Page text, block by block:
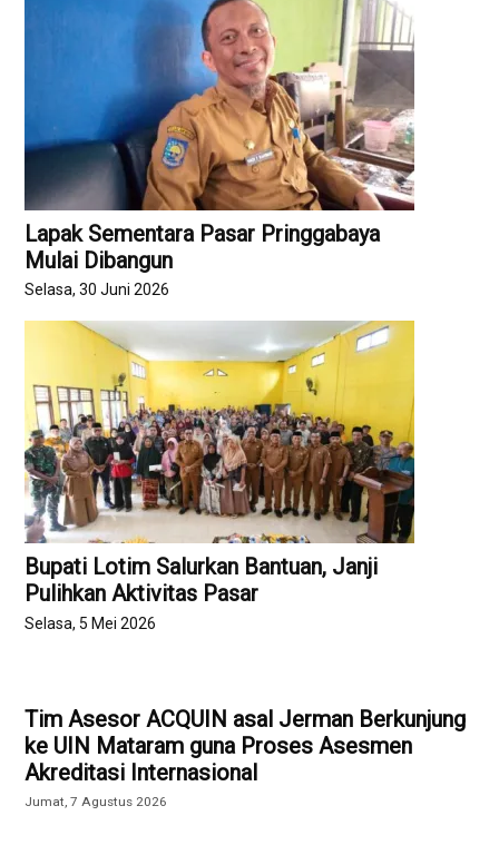
Lapak Sementara Pasar Pringgabaya
Mulai Dibangun
Selasa, 30 Juni 2026
Bupati Lotim Salurkan Bantuan, Janji
Pulihkan Aktivitas Pasar
Selasa, 5 Mei 2026
Tim Asesor ACQUIN asal Jerman Berkunjung
ke UIN Mataram guna Proses Asesmen
Akreditasi Internasional
Jumat, 7 Agustus 2026